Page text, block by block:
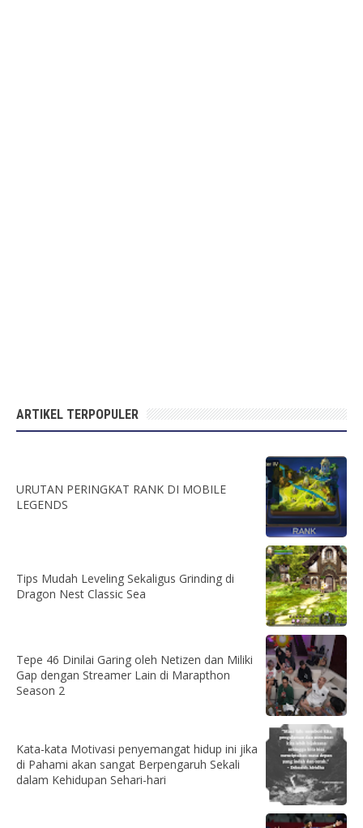
ARTIKEL TERPOPULER
URUTAN PERINGKAT RANK DI MOBILE
LEGENDS
Tips Mudah Leveling Sekaligus Grinding di
Dragon Nest Classic Sea
Tepe 46 Dinilai Garing oleh Netizen dan Miliki
Gap dengan Streamer Lain di Marapthon
Season 2
Kata-kata Motivasi penyemangat hidup ini jika
di Pahami akan sangat Berpengaruh Sekali
dalam Kehidupan Sehari-hari